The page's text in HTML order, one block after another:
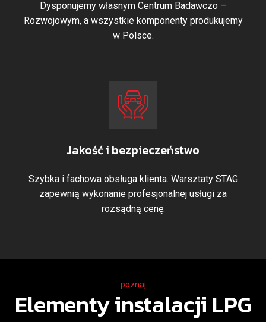
Dysponujemy własnym Centrum Badawczo –
Rozwojowym, a wszystkie komponenty produkujemy
w Polsce.
Jakość i bezpieczeństwo
Szybka i fachowa obsługa klienta. Warsztaty STAG
zapewnią wykonanie profesjonalnej usługi za
rozsądną cenę.
poznaj
Elementy instalacji LPG